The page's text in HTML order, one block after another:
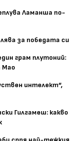
Ламанша по-
за победата си
грам плутоний:
Мао
интелект“,
Гилгамеш: какво